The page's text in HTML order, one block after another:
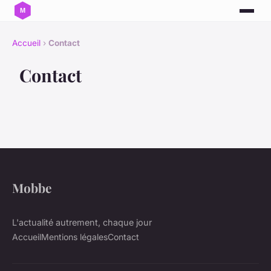
Accueil › Contact
Contact
Mobbe
L'actualité autrement, chaque jour
AccueilMentions légalesContact